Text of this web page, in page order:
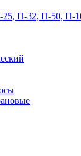
П-32, П-50, П-